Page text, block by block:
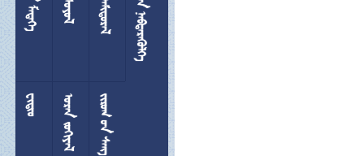
     
 